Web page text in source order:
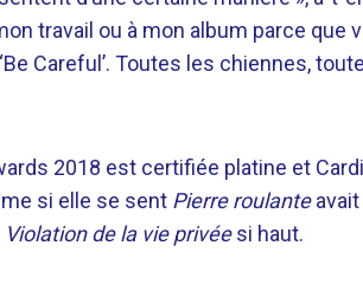
travail ou à mon album parce que
Careful’. Toutes les chiennes,
2018 est certifiée platine et
si elle se sent Pierre roulanteavait
Violation de la vie privéesi haut.